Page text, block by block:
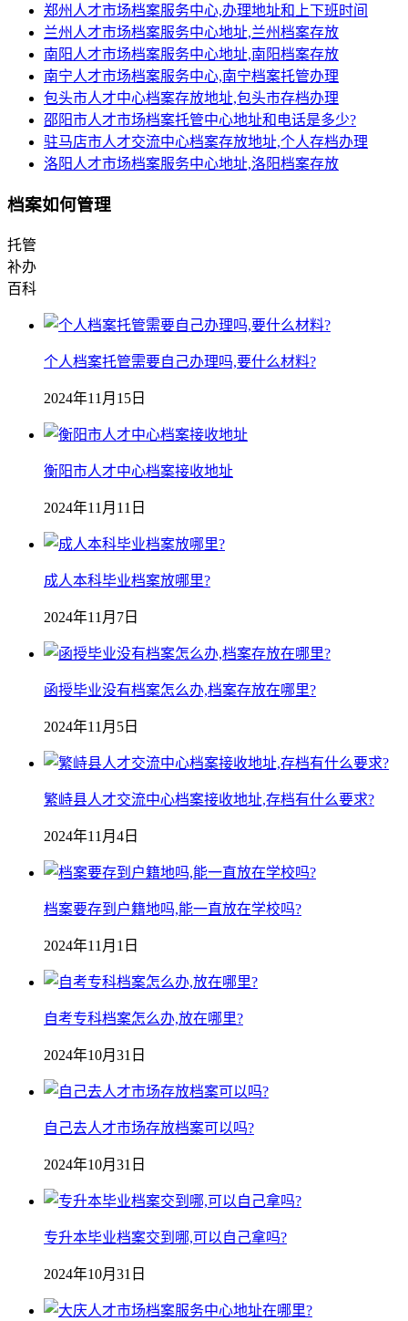
郑州人才市场档案服务中心,办理地址和上下班时间
兰州人才市场档案服务中心地址,兰州档案存放
南阳人才市场档案服务中心地址,南阳档案存放
南宁人才市场档案服务中心,南宁档案托管办理
包头市人才中心档案存放地址,包头市存档办理
邵阳市人才市场档案托管中心地址和电话是多少?
驻马店市人才交流中心档案存放地址,个人存档办理
洛阳人才市场档案服务中心地址,洛阳档案存放
档案如何管理
托管
补办
百科
个人档案托管需要自己办理吗,要什么材料?
2024年11月15日
衡阳市人才中心档案接收地址
2024年11月11日
成人本科毕业档案放哪里?
2024年11月7日
函授毕业没有档案怎么办,档案存放在哪里?
2024年11月5日
繁峙县人才交流中心档案接收地址,存档有什么要求?
2024年11月4日
档案要存到户籍地吗,能一直放在学校吗?
2024年11月1日
自考专科档案怎么办,放在哪里?
2024年10月31日
自己去人才市场存放档案可以吗?
2024年10月31日
专升本毕业档案交到哪,可以自己拿吗?
2024年10月31日